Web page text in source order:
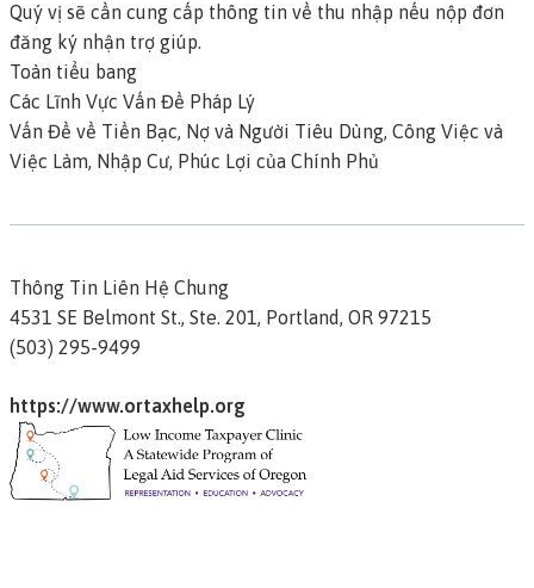
Quý vị sẽ cần cung cấp thông tin về thu nhập nếu nộp đơn
đăng ký nhận trợ giúp.
Toàn tiểu bang
Các Lĩnh Vực Vấn Đề Pháp Lý
Vấn Đề về Tiền Bạc, Nợ và Người Tiêu Dùng, Công Việc và
Việc Làm, Nhập Cư, Phúc Lợi của Chính Phủ
Thông Tin Liên Hệ Chung
4531 SE Belmont St., Ste. 201, Portland, OR 97215
(503) 295-9499
https://www.ortaxhelp.org